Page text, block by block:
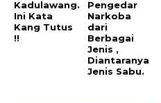
Kadulawang.
Ini Kata
Kang Tutus
!!
Pengedar
Narkoba
dari
Berbagai
Jenis ,
Diantaranya
Jenis Sabu.